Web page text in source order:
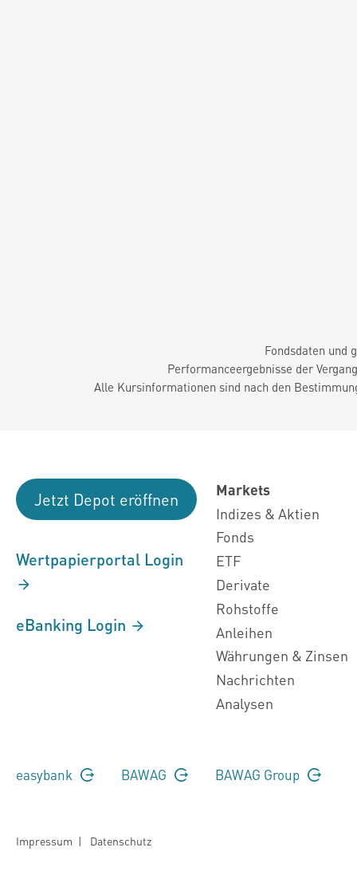
Fondsdaten und
Performanceergebnisse der
Alle Kursinformationen sind nach den
Jetzt Depot eröffnen
Wertpapierportal Login
eBanking Login
Markets
Indizes & Aktien
Fonds
ETF
Derivate
Rohstoffe
Anleihen
Währungen & Zinsen
Nachrichten
Analysen
easybank BAWAG BAWAG Group
Impressum | Datenschutz